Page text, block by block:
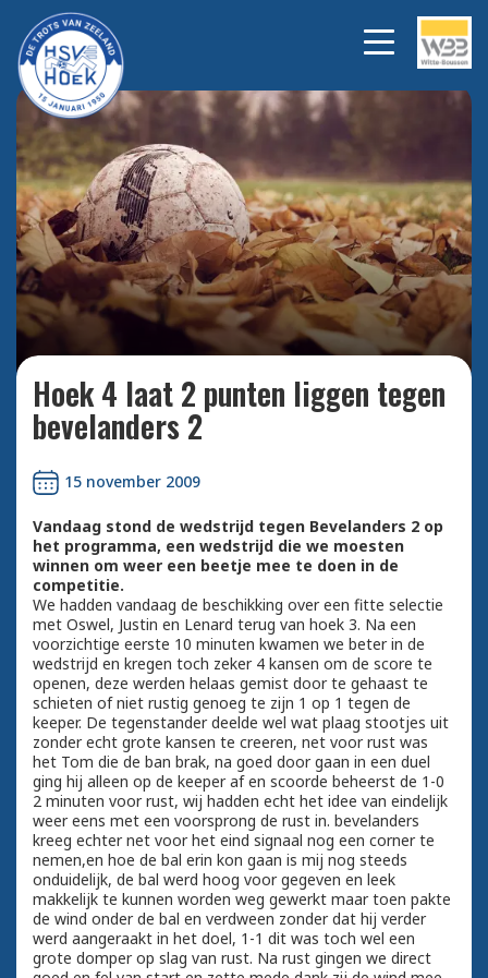
Bekijk alle foto's
Hoek 4 laat 2 punten liggen tegen
bevelanders 2
15 november 2009
Vandaag stond de wedstrijd tegen Bevelanders 2 op
het programma, een wedstrijd die we moesten
winnen om weer een beetje mee te doen in de
competitie.
We hadden vandaag de beschikking over een fitte selectie
met Oswel, Justin en Lenard terug van hoek 3. Na een
voorzichtige eerste 10 minuten kwamen we beter in de
wedstrijd en kregen toch zeker 4 kansen om de score te
openen, deze werden helaas gemist door te gehaast te
schieten of niet rustig genoeg te zijn 1 op 1 tegen de
keeper. De tegenstander deelde wel wat plaag stootjes uit
zonder echt grote kansen te creeren, net voor rust was
het Tom die de ban brak, na goed door gaan in een duel
ging hij alleen op de keeper af en scoorde beheerst de 1-0
2 minuten voor rust, wij hadden echt het idee van eindelijk
weer eens met een voorsprong de rust in. bevelanders
kreeg echter net voor het eind signaal nog een corner te
nemen,en hoe de bal erin kon gaan is mij nog steeds
onduidelijk, de bal werd hoog voor gegeven en leek
makkelijk te kunnen worden weg gewerkt maar toen pakte
de wind onder de bal en verdween zonder dat hij verder
werd aangeraakt in het doel, 1-1 dit was toch wel een
grote domper op slag van rust. Na rust gingen we direct